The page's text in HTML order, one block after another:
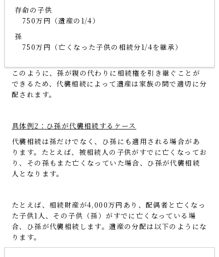
存命の子供
750万円（遺産の1/4）
孫
750万円（亡くなった子供の相続分1/4を継承）
このように、孫が親の代わりに相続権を引き継ぐことが
できるため、代襲相続によって遺産は家族の間で適切に分
配されます。
具体例2：ひ孫が代襲相続するケース
代襲相続は孫だけでなく、ひ孫にも適用される場合があ
ります。たとえば、被相続人の子供がすでに亡くなってお
り、その孫もまた亡くなっていた場合、ひ孫が代襲相続
人となります。
たとえば、相続財産が4,000万円あり、配偶者と亡くなっ
た子供1人、その子供（孫）がすでに亡くなっている場
合、ひ孫が代襲相続します。遺産の分配は以下のようにな
ります。